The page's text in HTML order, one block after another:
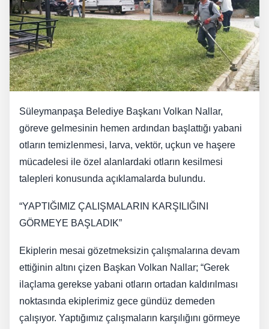
Süleymanpaşa Belediye Başkanı Volkan Nallar,
göreve gelmesinin hemen ardından başlattığı yabani
otların temizlenmesi, larva, vektör, uçkun ve haşere
mücadelesi ile özel alanlardaki otların kesilmesi
talepleri konusunda açıklamalarda bulundu.
“YAPTIĞIMIZ ÇALIŞMALARIN KARŞILIĞINI
GÖRMEYE BAŞLADIK”
Ekiplerin mesai gözetmeksizin çalışmalarına devam
ettiğinin altını çizen Başkan Volkan Nallar; “Gerek
ilaçlama gerekse yabani otların ortadan kaldırılması
noktasında ekiplerimiz gece gündüz demeden
çalışıyor. Yaptığımız çalışmaların karşılığını görmeye